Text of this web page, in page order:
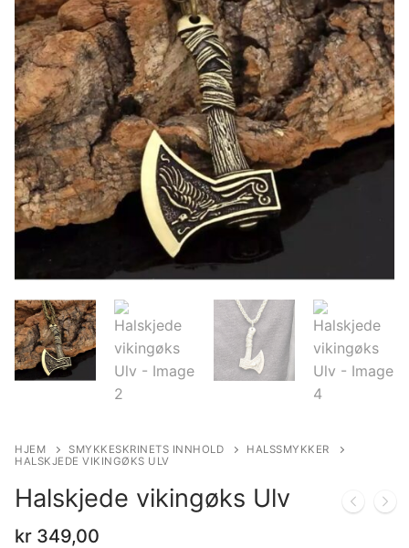
HJEM SMYKKESKRINETS INNHOLD
HALSSMYKKER
HALSKJEDE VIKINGØKS ULV
Halskjede vikingøks Ulv
kr 349,00